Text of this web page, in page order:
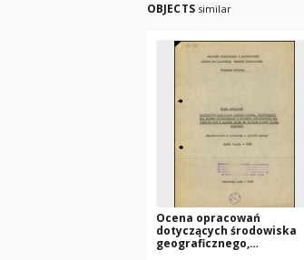
OBJECTS similar
Ocena opracowań
dotyczących środowiska
geograficznego,